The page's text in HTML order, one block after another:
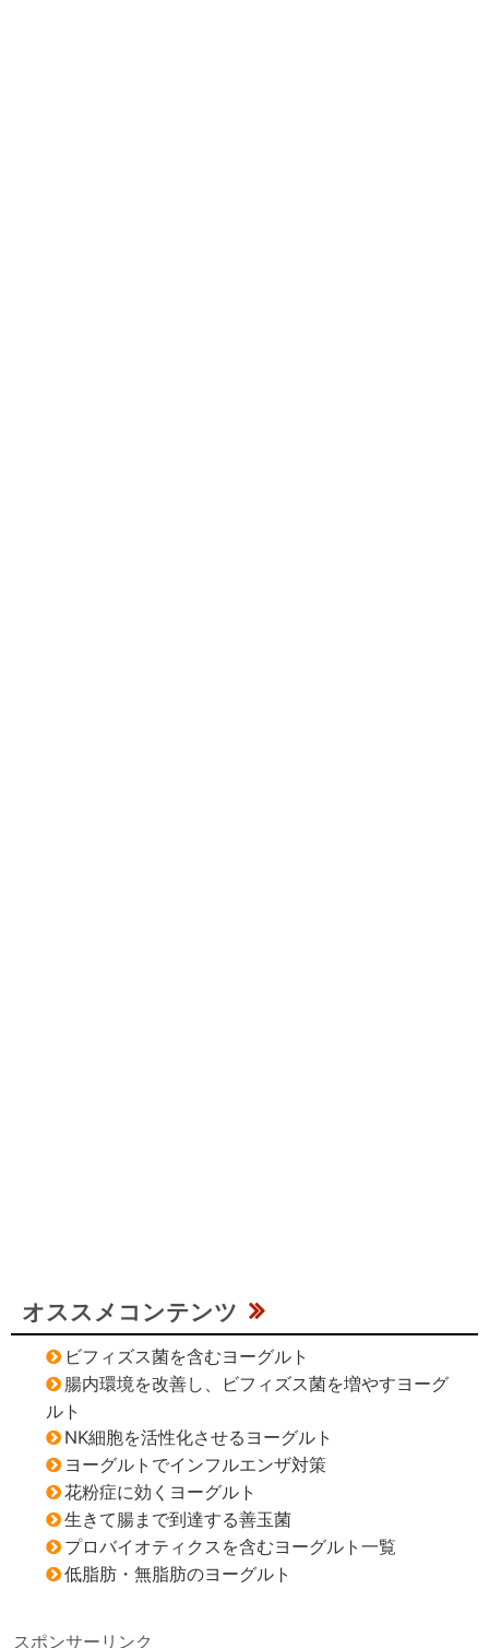
オススメコンテンツ
ビフィズス菌を含むヨーグルト
腸内環境を改善し、ビフィズス菌を増やすヨーグ
ルト
NK細胞を活性化させるヨーグルト
ヨーグルトでインフルエンザ対策
花粉症に効くヨーグルト
生きて腸まで到達する善玉菌
プロバイオティクスを含むヨーグルト一覧
低脂肪・無脂肪のヨーグルト
スポンサーリンク